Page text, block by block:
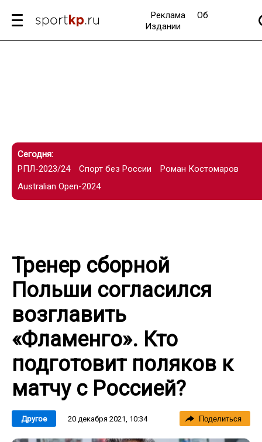
Реклама
Об
Издании
Сегодня:
РПЛ-2023/24
Спорт без России
Роман Костомаров
Australian Open-2024
Тренер сборной
Польши согласился
возглавить
«Фламенго». Кто
подготовит поляков к
матчу с Россией?
Другое 20 декабря 2021, 10:34 Поделиться